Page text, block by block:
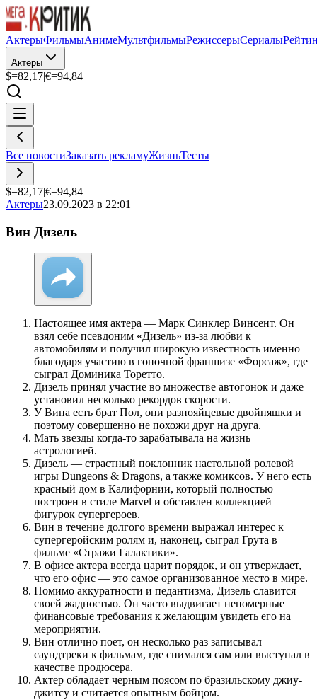
АктерыФильмыАнимеМультфильмыРежиссерыСериалы
Актеры
$=82,17|€=94,84
Все новостиЗаказать рекламуЖизньТесты
$=82,17|€=94,84
Актеры23.09.2023 в 22:01
Вин Дизель
Настоящее имя актера — Марк Синклер Винсент. Он
взял себе псевдоним «Дизель» из-за любви к
автомобилям и получил широкую известность именно
благодаря участию в гоночной франшизе «Форсаж», где
сыграл Доминика Торетто.
Дизель принял участие во множестве автогонок и даже
установил несколько рекордов скорости.
У Вина есть брат Пол, они разнояйцевые двойняшки и
поэтому совершенно не похожи друг на друга.
Мать звезды когда-то зарабатывала на жизнь
астрологией.
Дизель — страстный поклонник настольной ролевой
игры Dungeons & Dragons, а также комиксов. У него есть
красный дом в Калифорнии, который полностью
построен в стиле Marvel и обставлен коллекцией
фигурок супергероев.
Вин в течение долгого времени выражал интерес к
супергеройским ролям и, наконец, сыграл Грута в
фильме «Стражи Галактики».
В офисе актера всегда царит порядок, и он утверждает,
что его офис — это самое организованное место в мире.
Помимо аккуратности и педантизма, Дизель славится
своей жадностью. Он часто выдвигает непомерные
финансовые требования к желающим увидеть его на
мероприятии.
Вин отлично поет, он несколько раз записывал
саундтреки к фильмам, где снимался сам или выступал в
качестве продюсера.
Актер обладает черным поясом по бразильскому джиу-
джитсу и считается опытным бойцом.